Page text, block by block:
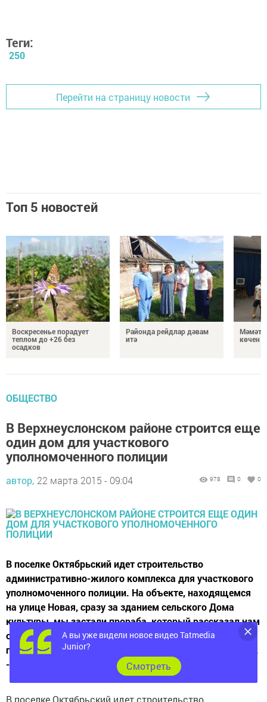
Теги:
250
Перейти на страницу новости
Топ 5 новостей
Воскресенье порадует
теплом до +26 без
осадков
Районда рейдлар дәвам
итә
көчен
ОБЩЕСТВО
В Верхнеуслонском районе строится еще
один дом для участкового
уполномоченного полиции
автор, 22 марта 2015 - 09:04 978 0 0
В поселке Октябрьский идет строительство
административно-жилого комплекса для участкового
уполномоченного полиции. На объекте, находящемся
на улице Новая, сразу за зданием сельского Дома
культуры, мы застали прораба, который рассказал нам
о ходе строительства комплекса. - К строительству мы
приступили в декабре прошлого года, - говорит прораб.
- Сейчас на стройке работает...
В поселке Октябрьский идет строительство
А вы уже видели новое видео Tatmedia
Junior?
Cмотреть